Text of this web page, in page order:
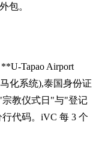
包。
Tapao Airport
化系统),泰国身份证
教仪式日"与"登记
代码。iVC 每 3 个